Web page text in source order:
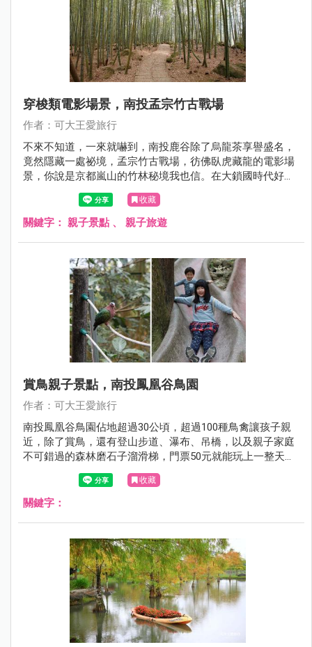
穿梭類電影場景，南投孟宗竹古戰場
作者：可大王愛旅行
不來不知道，一來就嚇到，南投鹿谷除了烏龍茶享譽盛名，
竟然隱藏一處祕境，孟宗竹古戰場，彷佛臥虎藏龍的電影場
景，你說是京都嵐山的竹林秘境我也信。在大鎖國時代好想
去日本? 來這重溫日本旅行的幸福感吧。
收藏
關鍵字： 親子景點 、 親子旅遊
賞鳥親子景點，南投鳳凰谷鳥園
作者：可大王愛旅行
南投鳳凰谷鳥園佔地超過30公頃，超過100種鳥禽讓孩子親
近，除了賞鳥，還有登山步道、瀑布、吊橋，以及親子家庭
不可錯過的森林磨石子溜滑梯，門票50元就能玩上一整天，
收藏
關鍵字：